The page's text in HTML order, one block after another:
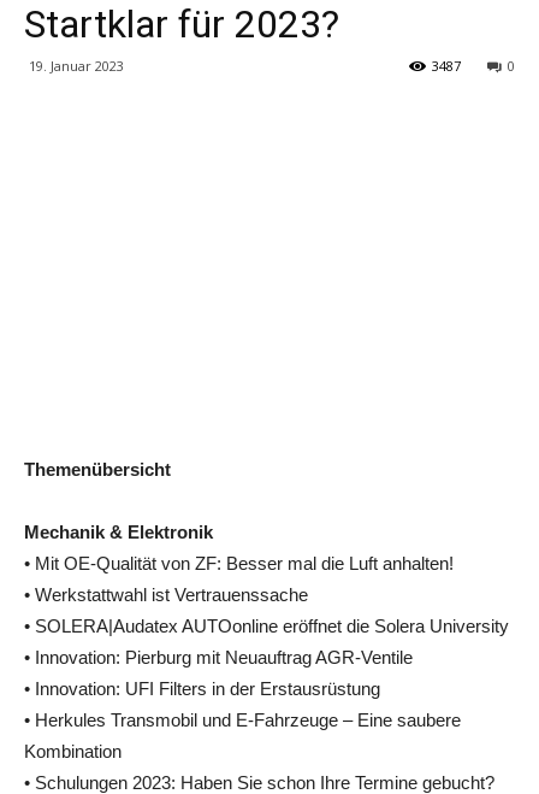
Startklar für 2023?
19. Januar 2023 0
3487
Themenübersicht
Mechanik & Elektronik
• Mit OE-Qualität von ZF: Besser mal die Luft anhalten!
• Werkstattwahl ist Vertrauenssache
• SOLERA|Audatex AUTOonline eröffnet die Solera University
• Innovation: Pierburg mit Neuauftrag AGR-Ventile
• Innovation: UFI Filters in der Erstausrüstung
• Herkules Transmobil und E-Fahrzeuge – Eine saubere
Kombination
• Schulungen 2023: Haben Sie schon Ihre Termine gebucht?